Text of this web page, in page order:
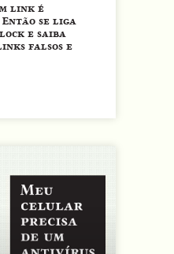
link é
Então se liga
e saiba
falsos e